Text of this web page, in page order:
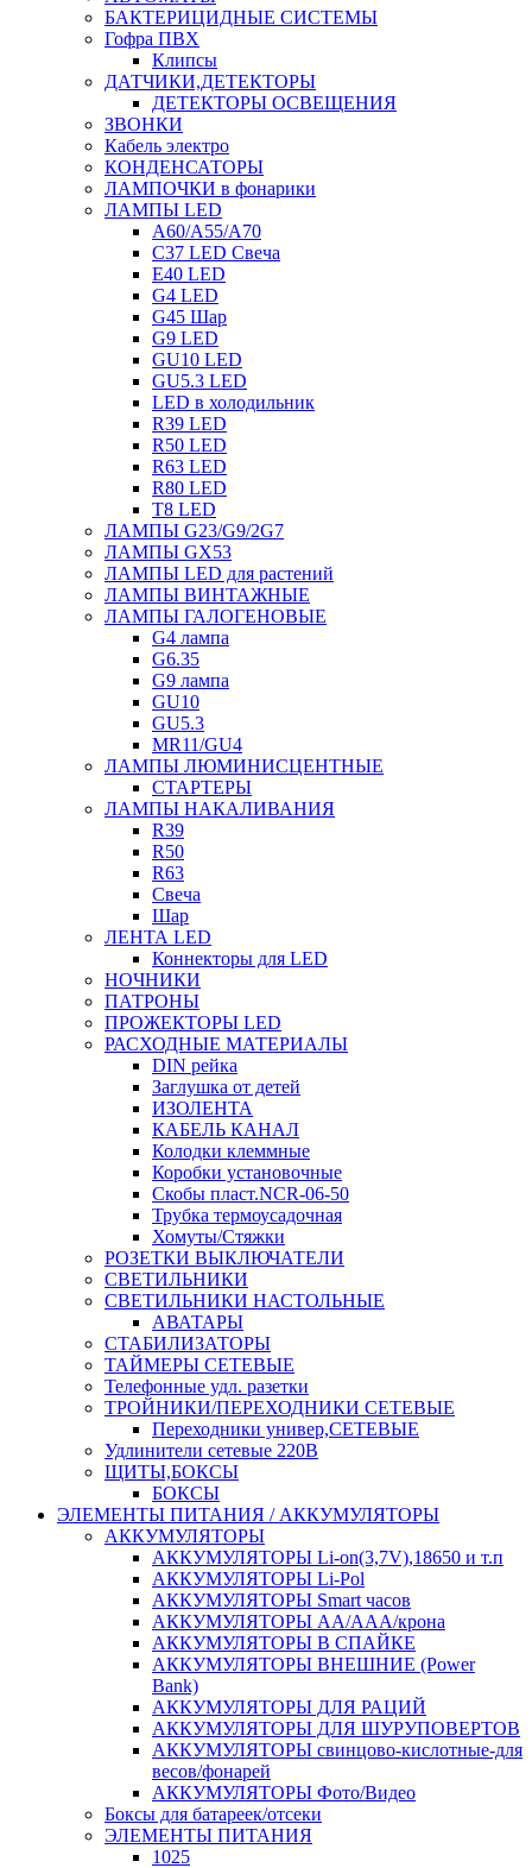
БАКТЕРИЦИДНЫЕ СИСТЕМЫ
Гофра ПВХ
Клипсы
ДАТЧИКИ,ДЕТЕКТОРЫ
ДЕТЕКТОРЫ ОСВЕЩЕНИЯ
ЗВОНКИ
Кабель электро
КОНДЕНСАТОРЫ
ЛАМПОЧКИ в фонарики
ЛАМПЫ LED
A60/A55/A70
C37 LED Свеча
E40 LED
G4 LED
G45 Шар
G9 LED
GU10 LED
GU5.3 LED
LED в холодильник
R39 LED
R50 LED
R63 LED
R80 LED
T8 LED
ЛАМПЫ G23/G9/2G7
ЛАМПЫ GX53
ЛАМПЫ LED для растений
ЛАМПЫ ВИНТАЖНЫЕ
ЛАМПЫ ГАЛОГЕНОВЫЕ
G4 лампа
G6.35
G9 лампа
GU10
GU5.3
MR11/GU4
ЛАМПЫ ЛЮМИНИСЦЕНТНЫЕ
СТАРТЕРЫ
ЛАМПЫ НАКАЛИВАНИЯ
R39
R50
R63
Свеча
Шар
ЛЕНТА LED
Коннекторы для LED
НОЧНИКИ
ПАТРОНЫ
ПРОЖЕКТОРЫ LED
РАСХОДНЫЕ МАТЕРИАЛЫ
DIN рейка
Заглушка от детей
ИЗОЛЕНТА
КАБЕЛЬ КАНАЛ
Колодки клеммные
Коробки установочные
Скобы пласт.NCR-06-50
Трубка термоусадочная
Хомуты/Стяжки
РОЗЕТКИ ВЫКЛЮЧАТЕЛИ
СВЕТИЛЬНИКИ
СВЕТИЛЬНИКИ НАСТОЛЬНЫЕ
АВАТАРЫ
СТАБИЛИЗАТОРЫ
ТАЙМЕРЫ СЕТЕВЫЕ
Телефонные удл. разетки
ТРОЙНИКИ/ПЕРЕХОДНИКИ СЕТЕВЫЕ
Переходники универ,СЕТЕВЫЕ
Удлинители сетевые 220В
ЩИТЫ,БОКСЫ
БОКСЫ
ЭЛЕМЕНТЫ ПИТАНИЯ / АККУМУЛЯТОРЫ
АККУМУЛЯТОРЫ
АККУМУЛЯТОРЫ Li-on(3,7V),18650 и т.п
АККУМУЛЯТОРЫ Li-Pol
АККУМУЛЯТОРЫ Smart часов
АККУМУЛЯТОРЫ АА/ААА/крона
АККУМУЛЯТОРЫ В СПАЙКЕ
АККУМУЛЯТОРЫ ВНЕШНИЕ (Power
Bank)
АККУМУЛЯТОРЫ ДЛЯ РАЦИЙ
АККУМУЛЯТОРЫ ДЛЯ ШУРУПОВЕРТОВ
АККУМУЛЯТОРЫ свинцово-кислотные-для
весов/фонарей
АККУМУЛЯТОРЫ Фото/Видео
Боксы для батареек/отсеки
ЭЛЕМЕНТЫ ПИТАНИЯ
1025